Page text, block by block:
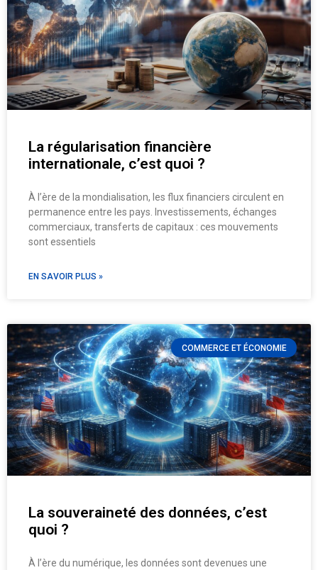
La régularisation financière
internationale, c’est quoi ?
À l’ère de la mondialisation, les flux financiers circulent en
permanence entre les pays. Investissements, échanges
commerciaux, transferts de capitaux : ces mouvements
sont essentiels
EN SAVOIR PLUS »
COMMERCE ET ÉCONOMIE
La souveraineté des données, c’est
quoi ?
À l’ère du numérique, les données sont devenues une